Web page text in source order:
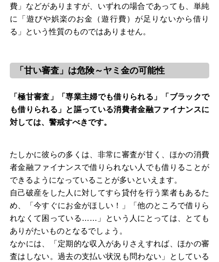
費」などがありますが、いずれの場合であっても、単純
に「遊びや娯楽のお金（遊行費）が足りないから借り
る」という性質のものではありません。
「甘い審査」は危険～ヤミ金の可能性
「極甘審査」「専業主婦でも借りられる」「ブラックで
も借りられる」と謳っている消費者金融ファイナンスに
対しては、警戒すべきです。
たしかに彼らの多くは、非常に審査が甘く、ほかの消費
者金融ファイナンスで借りられない人でも借りることが
できるようになっていることが多いといえます。
自己破産をした人に対してすら貸付を行う業者もあるた
め、「今すぐにお金がほしい！」「他のところで借りら
れなくて困っている……」という人にとっては、とても
ありがたいものとなるでしょう。
なかには、「定期的な収入がありさえすれば、ほかの審
査はしない。過去の支払い状況も問わない」としている